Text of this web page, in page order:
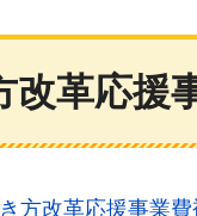
改革応援
方改革応援事業